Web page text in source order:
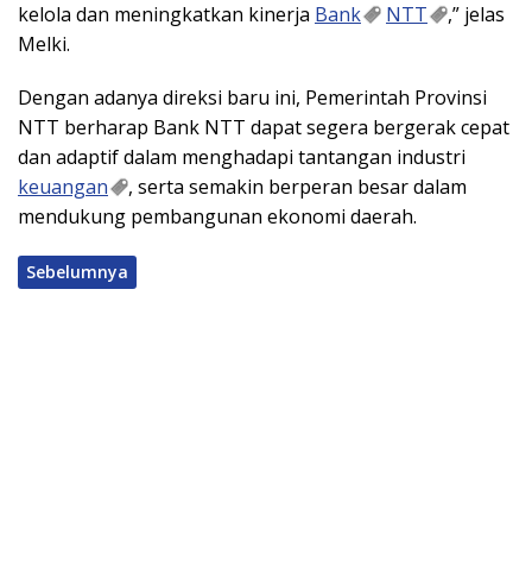
kelola dan meningkatkan kinerja Bank NTT
,” jelas
Melki.
Dengan adanya direksi baru ini, Pemerintah Provinsi
NTT berharap Bank NTT dapat segera bergerak cepat
dan adaptif dalam menghadapi tantangan industri
keuangan
, serta semakin berperan besar dalam
mendukung pembangunan ekonomi daerah.
Sebelumnya